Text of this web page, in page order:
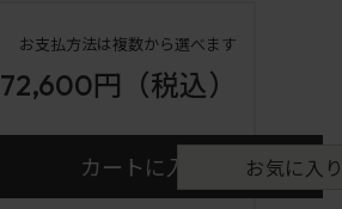
お支払方法は複数から選べます
72,600円 （税込）
カートに入れる お気に入